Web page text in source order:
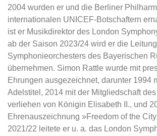
2004 wurden er und die Berliner
internationalen UNICEF-Botschaftern
ist er Musikdirektor des London
ab der Saison 2023/24 wird er die
Symphonieorchesters des Bayerischen
übernehmen. Simon Rattle wurde mit
Ehrungen ausgezeichnet, darunter 1994
Adelstitel, 2014 mit der Mitgliedschaft
verliehen von Königin Elisabeth II., und
Ehrenauszeichnung »Freedom of the
2021/22 leitete er u. a. das London